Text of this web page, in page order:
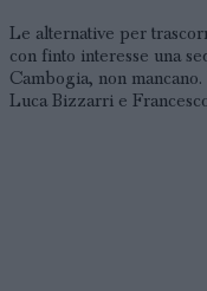
Le alternative per
con finto interesse una
Cambogia, non
Luca Bizzarri e